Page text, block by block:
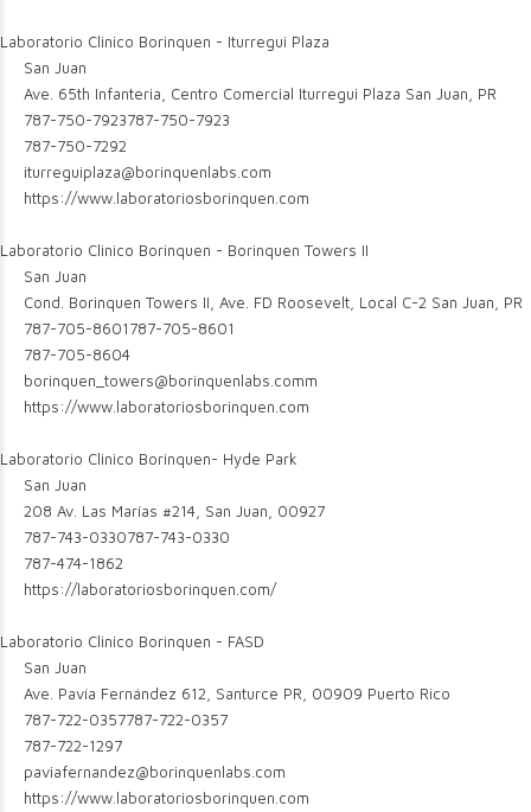
Laboratorio Clinico Borinquen - Iturregui Plaza
San Juan
Ave. 65th Infanteria, Centro Comercial Iturregui Plaza San Juan, PR
787-750-7923787-750-7923
787-750-7292
iturreguiplaza@borinquenlabs.com
https://www.laboratoriosborinquen.com
Laboratorio Clinico Borinquen - Borinquen Towers II
San Juan
Cond. Borinquen Towers II, Ave. FD Roosevelt, Local C-2 San Juan, PR
787-705-8601787-705-8601
787-705-8604
borinquen_towers@borinquenlabs.comm
https://www.laboratoriosborinquen.com
Laboratorio Clinico Borinquen- Hyde Park
San Juan
208 Av. Las Marías #214, San Juan, 00927
787-743-0330787-743-0330
787-474-1862
https://laboratoriosborinquen.com/
Laboratorio Clinico Borinquen - FASD
San Juan
Ave. Pavía Fernández 612, Santurce PR, 00909 Puerto Rico
787-722-0357787-722-0357
787-722-1297
paviafernandez@borinquenlabs.com
https://www.laboratoriosborinquen.com